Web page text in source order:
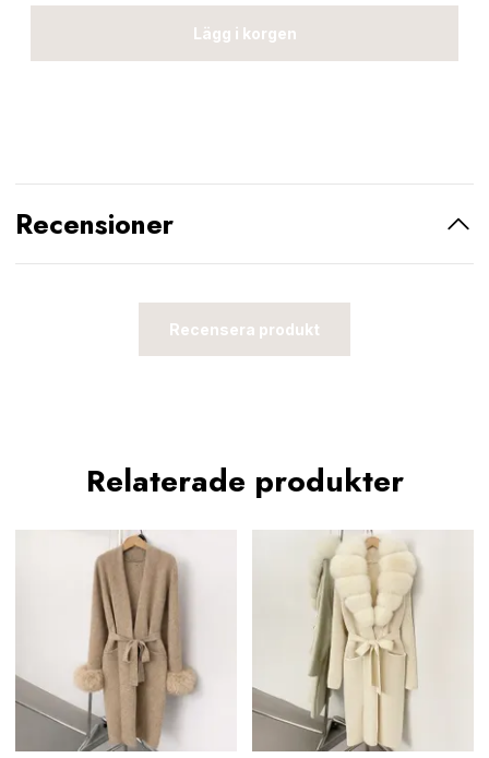
Lägg i korgen
Recensioner
Recensera produkt
Relaterade produkter